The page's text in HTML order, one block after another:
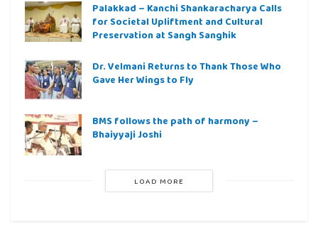
Palakkad – Kanchi Shankaracharya Calls
for Societal Upliftment and Cultural
Preservation at Sangh Sanghik
Dr. Velmani Returns to Thank Those Who
Gave Her Wings to Fly
BMS follows the path of harmony –
Bhaiyyaji Joshi
LOAD MORE